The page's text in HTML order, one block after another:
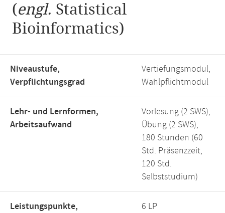
(engl. Statistical
Bioinformatics)
Niveaustufe,
Verpflichtungsgrad
Vertiefungsmodul,
Wahlpflichtmodul
Lehr- und Lernformen,
Arbeitsaufwand
Vorlesung (2 SWS),
Übung (2 SWS),
180 Stunden (60
Std. Präsenzzeit,
120 Std.
Selbststudium)
Leistungspunkte,
6 LP